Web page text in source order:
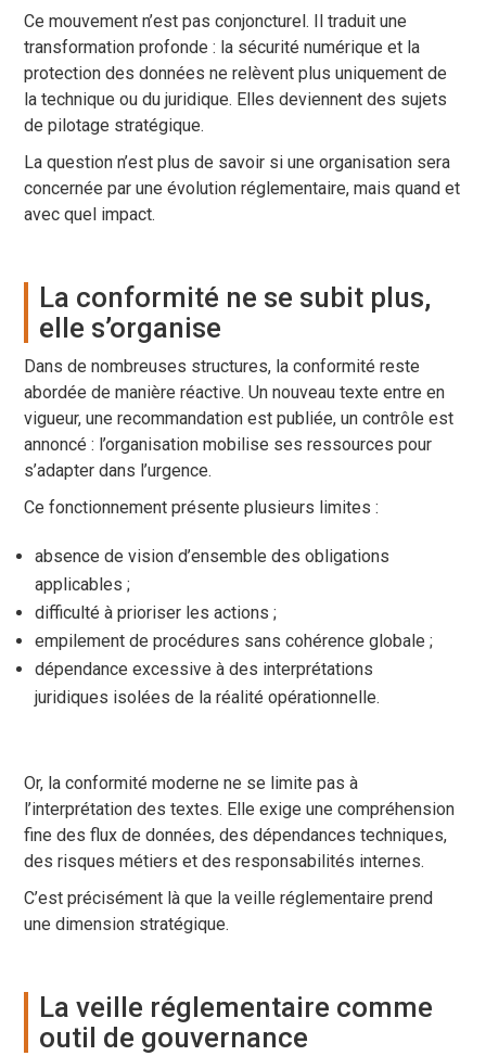
Ce mouvement n’est pas conjoncturel. Il traduit une
transformation profonde : la sécurité numérique et la
protection des données ne relèvent plus uniquement de
la technique ou du juridique. Elles deviennent des sujets
de pilotage stratégique.
La question n’est plus de savoir si une organisation sera
concernée par une évolution réglementaire, mais quand et
avec quel impact.
La conformité ne se subit plus,
elle s’organise
Dans de nombreuses structures, la conformité reste
abordée de manière réactive. Un nouveau texte entre en
vigueur, une recommandation est publiée, un contrôle est
annoncé : l’organisation mobilise ses ressources pour
s’adapter dans l’urgence.
Ce fonctionnement présente plusieurs limites :
absence de vision d’ensemble des obligations
applicables ;
difficulté à prioriser les actions ;
empilement de procédures sans cohérence globale ;
dépendance excessive à des interprétations
juridiques isolées de la réalité opérationnelle.
Or, la conformité moderne ne se limite pas à
l’interprétation des textes. Elle exige une compréhension
fine des flux de données, des dépendances techniques,
des risques métiers et des responsabilités internes.
C’est précisément là que la veille réglementaire prend
une dimension stratégique.
La veille réglementaire comme
outil de gouvernance